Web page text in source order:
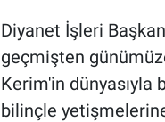
Diyanet İşleri
geçmişten
Kerim'in dünyasıyla
bilinçle